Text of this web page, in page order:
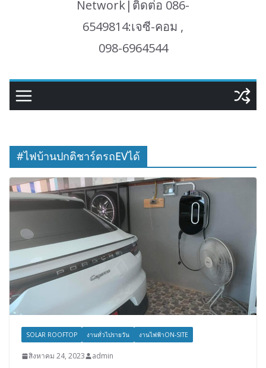
Network|ติดต่อ 086-
6549814:เจซี-คอม ,
098-6964544
#ไฟบ้านปกติชาร์ตรถEVได้
SOLAR ROOFTOP งานทั่วไปรายวัน งานไฟฟ้าON-SITE
สิงหาคม 24, 2023 admin